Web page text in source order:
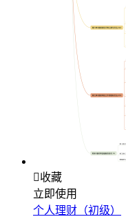
收藏
立即使用
个人理财（初级）